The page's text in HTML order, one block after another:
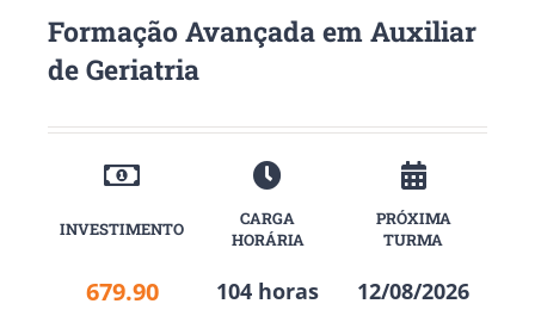
Formação Avançada em Auxiliar
de Geriatria
INVESTIMENTO
CARGA
HORÁRIA
PRÓXIMA
TURMA
679.90 104 horas 12/08/2026